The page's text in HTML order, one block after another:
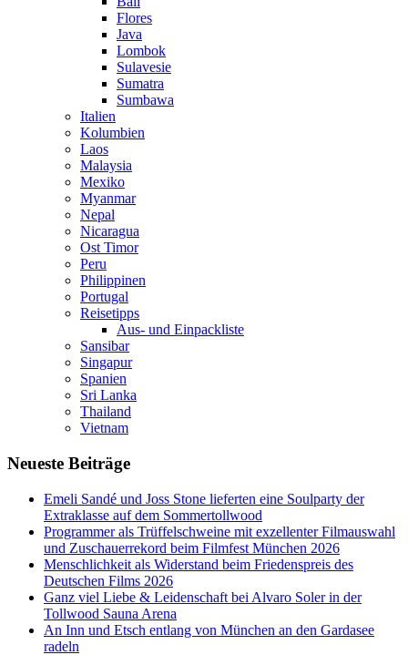
Flores
Java
Lombok
Sulavesie
Sumatra
Sumbawa
Italien
Kolumbien
Laos
Malaysia
Mexiko
Myanmar
Nepal
Nicaragua
Ost Timor
Peru
Philippinen
Portugal
Reisetipps
Aus- und Einpackliste
Sansibar
Singapur
Spanien
Sri Lanka
Thailand
Vietnam
Neueste Beiträge
Emeli Sandé und Joss Stone lieferten eine Soulparty der
Extraklasse auf dem Sommertollwood
Programmer als Trüffelschweine mit exzellenter Filmauswahl
und Zuschauerrekord beim Filmfest München 2026
Menschlichkeit als Widerstand beim Friedenspreis des
Deutschen Films 2026
Ganz viel Liebe & Leidenschaft bei Alvaro Soler in der
Tollwood Sauna Arena
An Inn und Etsch entlang von München an den Gardasee
radeln